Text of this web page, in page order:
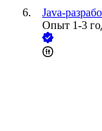
Java-
Опыт 1-3